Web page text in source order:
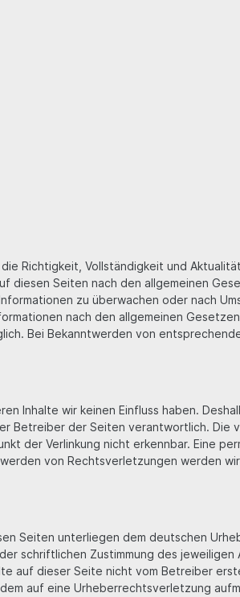
Richtigkeit, Vollständigkeit und
diesen Seiten nach den allgemeinen
zu überwachen oder nach
nach den allgemeinen
Bei Bekanntwerden von
Inhalte wir keinen Einfluss haben.
der Seiten verantwortlich. Die
der Verlinkung nicht erkennbar. Eine
von Rechtsverletzungen werden
Seiten unterliegen dem deutschen
schriftlichen Zustimmung des
auf dieser Seite nicht vom Betreiber
auf eine Urheberrechtsverletzung